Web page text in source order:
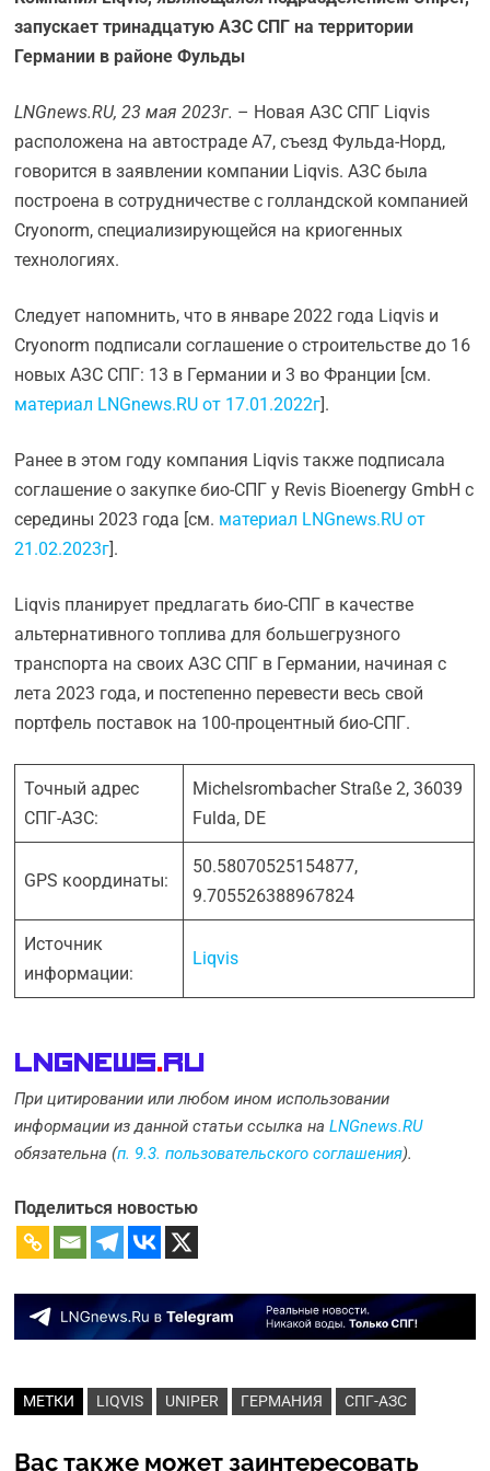
запускает тринадцатую АЗС СПГ на территории
Германии в районе Фульды
LNGnews.RU, 23 мая 2023г. – Новая АЗС СПГ Liqvis
расположена на автостраде A7, съезд Фульда-Норд,
говорится в заявлении компании Liqvis. АЗС была
построена в сотрудничестве с голландской компанией
Cryonorm, специализирующейся на криогенных
технологиях.
Следует напомнить, что в январе 2022 года Liqvis и
Cryonorm подписали соглашение о строительстве до 16
новых АЗС СПГ: 13 в Германии и 3 во Франции [см.
материал LNGnews.RU от 17.01.2022г].
Ранее в этом году компания Liqvis также подписала
соглашение о закупке био-СПГ у Revis Bioenergy GmbH с
середины 2023 года [см. материал LNGnews.RU от
21.02.2023г].
Liqvis планирует предлагать био-СПГ в качестве
альтернативного топлива для большегрузного
транспорта на своих АЗС СПГ в Германии, начиная с
лета 2023 года, и постепенно перевести весь свой
портфель поставок на 100-процентный био-СПГ.
Точный адрес
СПГ-АЗС:
Michelsrombacher Straße 2, 36039
Fulda, DE
GPS координаты:
50.58070525154877,
9.705526388967824
Источник
информации:
Liqvis
LNGnews. Ru
При цитировании или любом ином использовании
информации из данной статьи ссылка наLNGnews.RU
обязательна (п. 9.3. пользовательского соглашения).
Поделиться новостью
МЕТКИ LIQVIS UNIPER ГЕРМАНИЯ СПГ-АЗС
Вас также может заинтересовать